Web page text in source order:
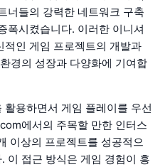
너들의 강력한 네트워크 구축
폭시켰습니다. 이러한 이니셔
인 게임 프로젝트의 개발과
경의 성장과 다양화에 기여합
용하면서 게임 플레이를 우선
에서의 주목할 만한 인터스
이상의 프로젝트를 성공적으
이 접근 방식은 게임 경험이 흥